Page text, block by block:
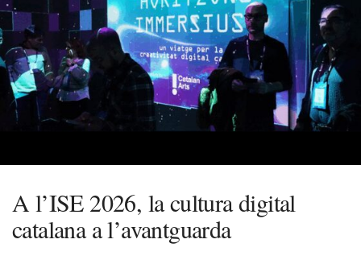
A l’ISE 2026, la cultura digital
catalana a l’avantguarda